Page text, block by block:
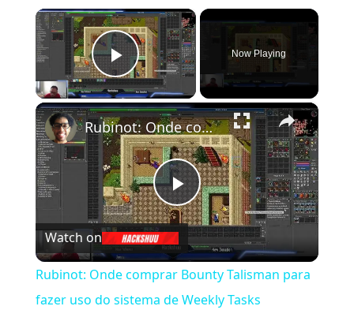
×
Play Video
Now Playing
×
Play
Video
Rubinot: Onde comprar Bounty Talisman para fazer uso do sistema de Weekly Tasks
Watch on
Rubinot: Onde comprar Bounty Talisman para
fazer uso do sistema de Weekly Tasks